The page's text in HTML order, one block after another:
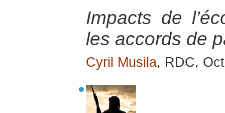
Impacts de
les accords de
Cyril Musila, RDC,